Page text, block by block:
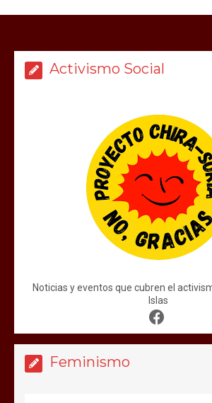
Activismo Social
Noticias y eventos que cubren el
Islas
Feminismo